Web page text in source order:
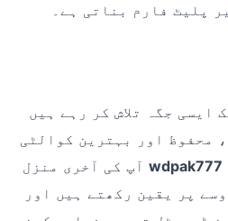
پلیٹ فارم بناتی ہے۔
ایسی جگہ تلاش کر رہے ہیں
، محفوظ اور بہترین کوالٹی
wdpak777 آپ کی آخری منزل
پر یقین رکھتے ہیں اور